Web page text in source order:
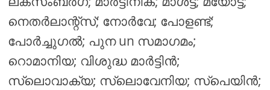
നെതർലാന്റ്സ്; നോർവേ; പോളണ്ട്;
പോർച്ചുഗൽ; പുന un സമാഗമം;
റൊമാനിയ; വിശുദ്ധ മാർട്ടിൻ;
സ്ലൊവാക്യ; സ്ലൊവേനിയ; സ്പെയിൻ;